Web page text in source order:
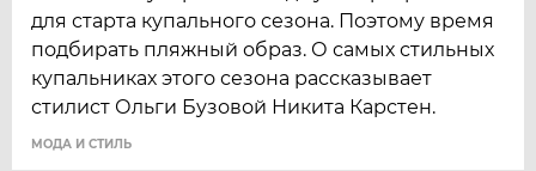
для старта купального сезона. Поэтому время
подбирать пляжный образ. О самых стильных
купальниках этого сезона рассказывает
стилист Ольги Бузовой Никита Карстен.
МОДА И СТИЛЬ